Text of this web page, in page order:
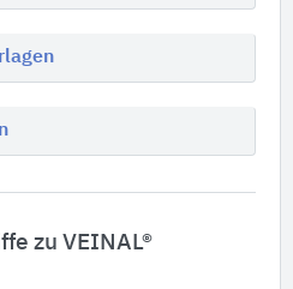
zu VEINAL®